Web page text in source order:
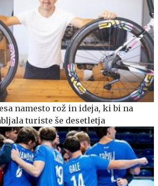
namesto rož in ideja, ki bi na
turiste še desetletja